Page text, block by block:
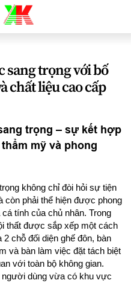
sang trọng với bố
chất liệu cao cấp
trọng – sự kết hợp
mỹ và phong
không chỉ đòi hỏi sự tiện
còn phải thể hiện được phong
tính của chủ nhân. Trong
thất được sắp xếp một cách
chỗ đối diện ghế đôn, bàn
và bàn làm việc đặt tách biệt
với toàn bộ không gian.
dùng vừa có khu vực